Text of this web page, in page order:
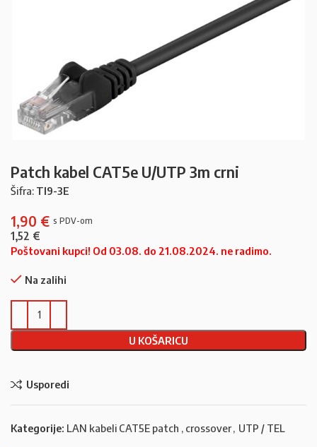
Patch kabel CAT5e U/UTP 3m crni
Šifra: TI9-3E
1,90 €
1,52 €
Poštovani kupci! Od 03.08. do 21.08.2024. ne radimo.
Na zalihi
U KOŠARICU
Usporedi
Kategorije: LAN kabeli CAT5E patch , crossover, UTP / TEL